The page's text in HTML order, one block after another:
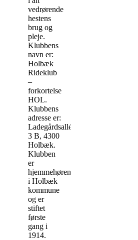
vedrørende
hestens
brug og
pleje.
Klubbens
navn er:
Holbæk
Rideklub
–
forkortelse
HOL.
Klubbens
adresse er:
Ladegårdsalléen
3 B, 4300
Holbæk.
Klubben
er
hjemmehørende
i Holbæk
kommune
og er
stiftet
første
gang i
1914.